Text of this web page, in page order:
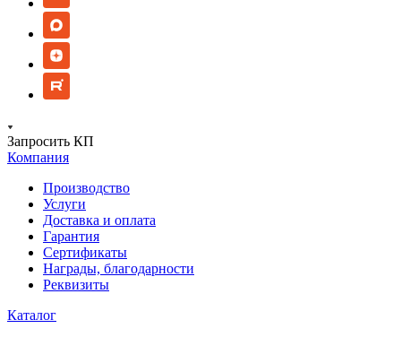
Запросить КП
Компания
Производство
Услуги
Доставка и оплата
Гарантия
Сертификаты
Награды, благодарности
Реквизиты
Каталог